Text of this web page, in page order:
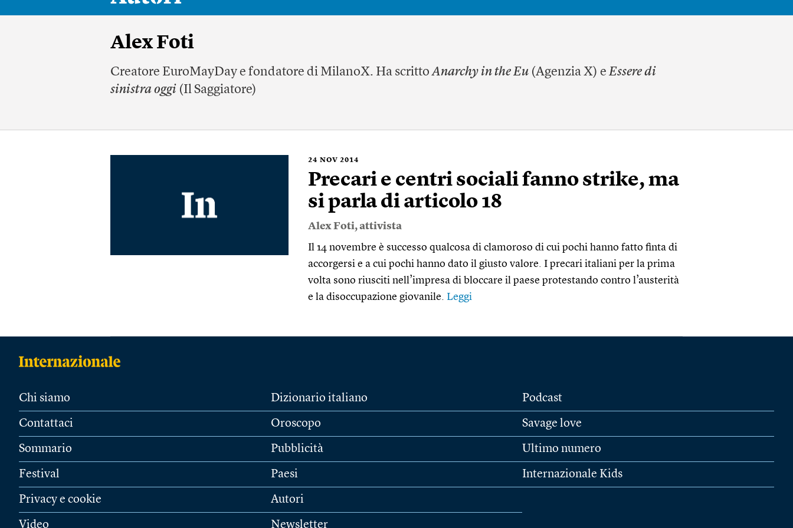
Alex Foti
Creatore EuroMayDay e fondatore di MilanoX. Ha scrittoAnarchy in the Eu (Agenzia X) e Essere di
sinistra oggi (Il Saggiatore)
24 NOV 2014
Precari e centri sociali fanno strike, ma
si parla di articolo 18
Alex Foti, attivista
Il 14 novembre è successo qualcosa di clamoroso di cui pochi hanno fatto finta di
accorgersi e a cui pochi hanno dato il giusto valore. I precari italiani per la prima
volta sono riusciti nell’impresa di bloccare il paese protestando contro l’austerità
e la disoccupazione giovanile. Leggi
Chi siamo
Contattaci
Sommario
Festival
Privacy e cookie
Video
Dizionario italiano
Oroscopo
Pubblicità
Paesi
Autori
Newsletter
Podcast
Savage love
Ultimo numero
Internazionale Kids